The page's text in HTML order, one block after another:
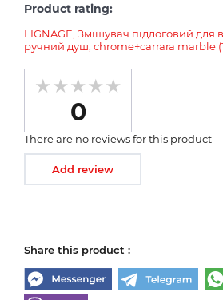
Product rating:
LIGNAGE, Змішувач підлоговий для
ручний душ, chrome+carrara marble
0
There are no reviews for this product
Add review
Share this product :